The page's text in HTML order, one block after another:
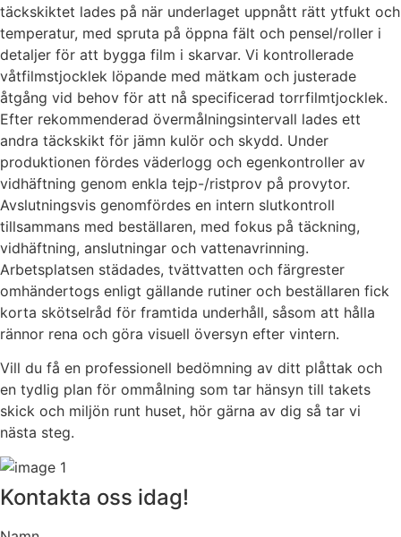
täckskiktet lades på när underlaget uppnått rätt ytfukt och
temperatur, med spruta på öppna fält och pensel/roller i
detaljer för att bygga film i skarvar. Vi kontrollerade
våtfilmstjocklek löpande med mätkam och justerade
åtgång vid behov för att nå specificerad torrfilmtjocklek.
Efter rekommenderad övermålningsintervall lades ett
andra täckskikt för jämn kulör och skydd. Under
produktionen fördes väderlogg och egenkontroller av
vidhäftning genom enkla tejp-/ristprov på provytor.
Avslutningsvis genomfördes en intern slutkontroll
tillsammans med beställaren, med fokus på täckning,
vidhäftning, anslutningar och vattenavrinning.
Arbetsplatsen städades, tvättvatten och färgrester
omhändertogs enligt gällande rutiner och beställaren fick
korta skötselråd för framtida underhåll, såsom att hålla
rännor rena och göra visuell översyn efter vintern.
Vill du få en professionell bedömning av ditt plåttak och
en tydlig plan för ommålning som tar hänsyn till takets
skick och miljön runt huset, hör gärna av dig så tar vi
nästa steg.
Kontakta oss idag!